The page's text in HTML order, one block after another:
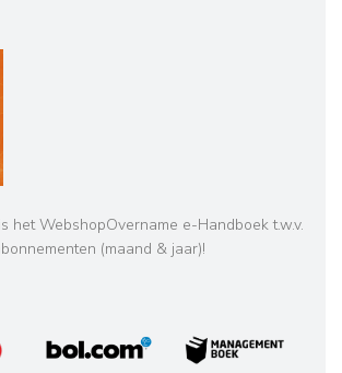
het WebshopOvername e-Handboek t.w.v.
(maand & jaar)!